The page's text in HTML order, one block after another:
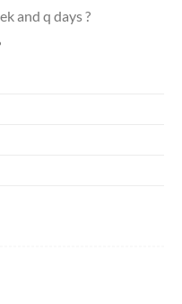
and q days ?